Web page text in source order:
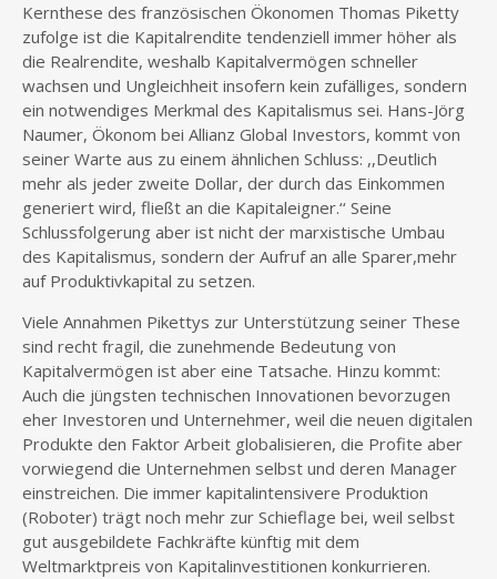
Kernthese des französischen Ökonomen Thomas Piketty
zufolge ist die Kapitalrendite tendenziell immer höher als
die Realrendite, weshalb Kapitalvermögen schneller
wachsen und Ungleichheit insofern kein zufälliges, sondern
ein notwendiges Merkmal des Kapitalismus sei. Hans-Jörg
Naumer, Ökonom bei Allianz Global Investors, kommt von
seiner Warte aus zu einem ähnlichen Schluss: ,,Deutlich
mehr als jeder zweite Dollar, der durch das Einkommen
generiert wird, fließt an die Kapitaleigner.‘‘ Seine
Schlussfolgerung aber ist nicht der marxistische Umbau
des Kapitalismus, sondern der Aufruf an alle Sparer,mehr
auf Produktivkapital zu setzen.
Viele Annahmen Pikettys zur Unterstützung seiner These
sind recht fragil, die zunehmende Bedeutung von
Kapitalvermögen ist aber eine Tatsache. Hinzu kommt:
Auch die jüngsten technischen Innovationen bevorzugen
eher Investoren und Unternehmer, weil die neuen digitalen
Produkte den Faktor Arbeit globalisieren, die Profite aber
vorwiegend die Unternehmen selbst und deren Manager
einstreichen. Die immer kapitalintensivere Produktion
(Roboter) trägt noch mehr zur Schieflage bei, weil selbst
gut ausgebildete Fachkräfte künftig mit dem
Weltmarktpreis von Kapitalinvestitionen konkurrieren.